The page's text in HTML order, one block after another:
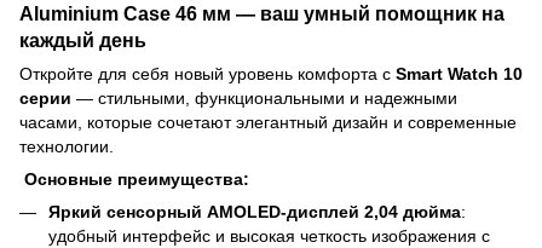
Aluminium Case 46 мм — ваш умный помощник на
каждый день
Откройте для себя новый уровень комфорта с Smart Watch 10
серии — стильными, функциональными и надежными
часами, которые сочетают элегантный дизайн и современные
технологии.
Основные преимущества:
Яркий сенсорный AMOLED-дисплей 2,04 дюйма:
удобный интерфейс и высокая четкость изображения с